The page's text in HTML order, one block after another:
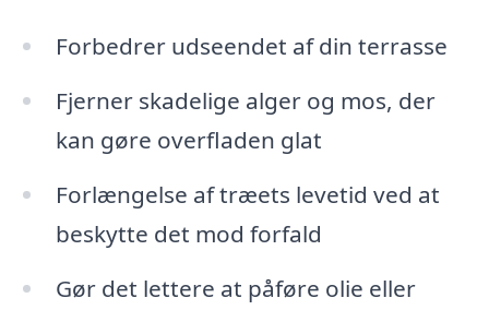
Forbedrer udseendet af din terrasse
Fjerner skadelige alger og mos, der
kan gøre overfladen glat
Forlængelse af træets levetid ved at
beskytte det mod forfald
Gør det lettere at påføre olie eller